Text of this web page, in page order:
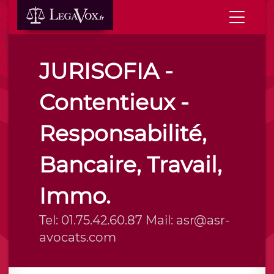
JURISOFIA -
Contentieux -
Responsabilité,
Bancaire, Travail,
Immo.
Tel: 01.75.42.60.87 Mail: asr@asr-
avocats.com